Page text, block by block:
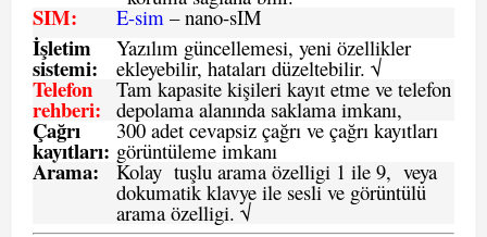
SIM: E-sim – nano-sIM
İşletim
sistemi:
Yazılım güncellemesi, yeni özellikler
ekleyebilir, hataları düzeltebilir. √
Telefon
rehberi:
Tam kapasite kişileri kayıt etme ve telefon
depolama alanında saklama imkanı,
Çağrı
kayıtları:
300 adet cevapsiz çağrı ve çağrı kayıtları
görüntüleme imkanı
Arama: Kolay tuşlu arama özelligi 1 ile 9, veya
dokumatik klavye ile sesli ve görüntülü
arama özelligi. √